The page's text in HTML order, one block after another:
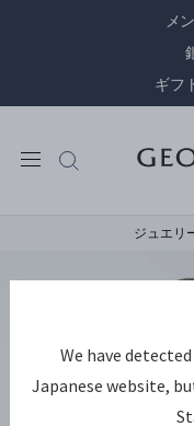
メ
ギフ
ジュエリ
We have
Japanese website,